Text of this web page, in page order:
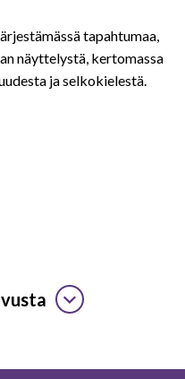
tapahtumaa,
näyttelystä, kertomassa
ja selkokielestä.